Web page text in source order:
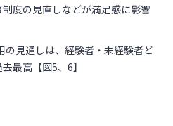
度の見直しなどが満足感に影響
見通しは、経験者・未経験者ど
最高【図5、6】